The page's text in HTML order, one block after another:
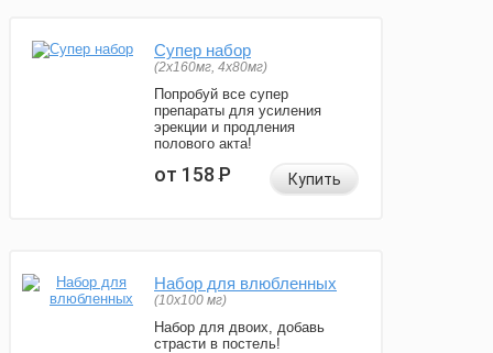
Супер набор
(2х160мг, 4х80мг)
Попробуй все супер
препараты для усиления
эрекции и продления
полового акта!
от 158Р Купить
Набор для влюбленных
(10х100 мг)
Набор для двоих, добавь
страсти в постель!